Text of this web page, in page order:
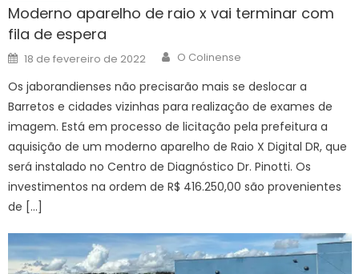
Moderno aparelho de raio x vai terminar com
fila de espera
Posted
on
18 de fevereiro de 2022 Author
O Colinense
Os jaborandienses não precisarão mais se deslocar a
Barretos e cidades vizinhas para realização de exames de
imagem. Está em processo de licitação pela prefeitura a
aquisição de um moderno aparelho de Raio X Digital DR, que
será instalado no Centro de Diagnóstico Dr. Pinotti. Os
investimentos na ordem de R$ 416.250,00 são provenientes
de […]